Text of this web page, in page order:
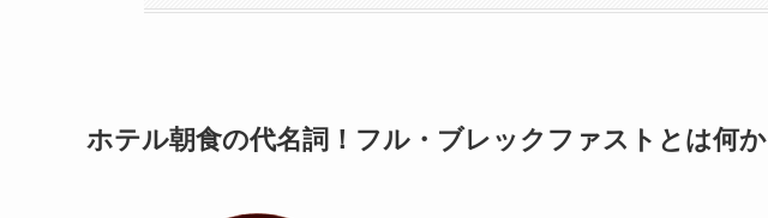
ホテル朝食の代名詞！フル・ブレックファストとは何か